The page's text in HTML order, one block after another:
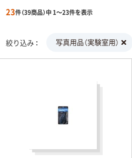
23件（39商品）中 1～23件を表示
絞り込み 写真用品（実験室用）